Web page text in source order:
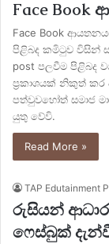
Face
Face Book
පිළිබද කමිටුව විසින්
post පලවීම පිළිබද
ප්‍රකාශයක් නිකුත්
පත්වුවහෝත් සමාජ
යුතු වේවි.
Read More »
TAP Edutainment
රුසියන්
ෆෙස්බුක්